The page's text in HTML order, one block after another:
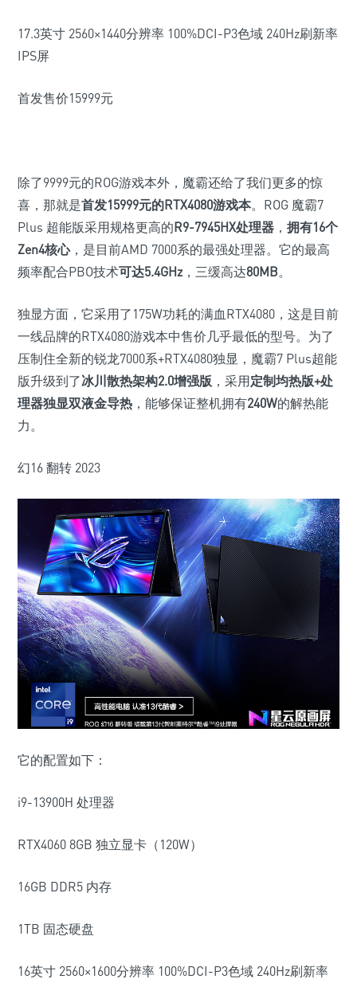
17.3英寸 2560×1440分辨率 100%DCI-P3色域 240Hz刷新率
IPS屏
首发售价15999元
除了9999元的ROG游戏本外，魔霸还给了我们更多的惊
喜，那就是首发15999元的RTX4080游戏本。ROG 魔霸7
Plus 超能版采用规格更高的R9-7945HX处理器 ， 拥有16个
Zen4核心，是目前AMD 7000系的最强处理器。它的最高
频率配合PBO技术可达5.4GHz，三缓高达80MB。
独显方面，它采用了175W功耗的满血RTX4080，这是目前
一线品牌的RTX4080游戏本中售价几乎最低的型号。为了
压制住全新的锐龙7000系+RTX4080独显，魔霸7 Plus超能
版升级到了冰川散热架构2.0增强版 ，采用定制均热版+处
理器独显双液金导热 ，能够保证整机拥有240W的解热能
力。
幻16 翻转 2023
它的配置如下：
i9-13900H 处理器
RTX4060 8GB 独立显卡（120W）
16GB DDR5 内存
1TB 固态硬盘
16英寸 2560×1600分辨率 100%DCI-P3色域 240Hz刷新率